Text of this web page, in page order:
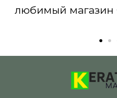
любимый